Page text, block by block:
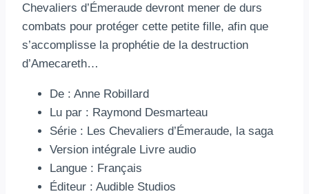
Chevaliers d’Émeraude devront mener de durs
combats pour protéger cette petite fille, afin que
s’accomplisse la prophétie de la destruction
d’Amecareth…
De : Anne Robillard
Lu par : Raymond Desmarteau
Série : Les Chevaliers d’Émeraude, la saga
Version intégrale Livre audio
Langue : Français
Éditeur : Audible Studios